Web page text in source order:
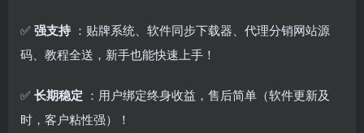
✅强支持 ：贴牌系统、软件同步下载器、代理分销网站源
码、教程全送，新手也能快速上手！
✅长期稳定 ：用户绑定终身收益，售后简单（软件更新及
时，客户粘性强）！